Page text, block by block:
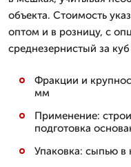
объекта. Стоимость
оптом и в розницу, с
среднезернистый за
Фракции и
мм
Применение:
подготовка
Упаковка: сыпью в